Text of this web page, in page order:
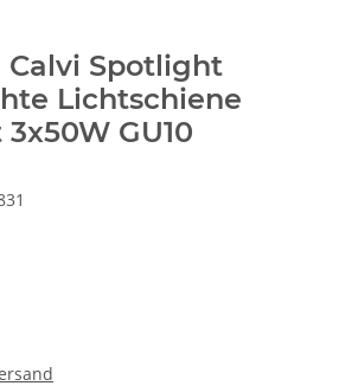
Calvi Spotlight
Lichtschiene
GU10